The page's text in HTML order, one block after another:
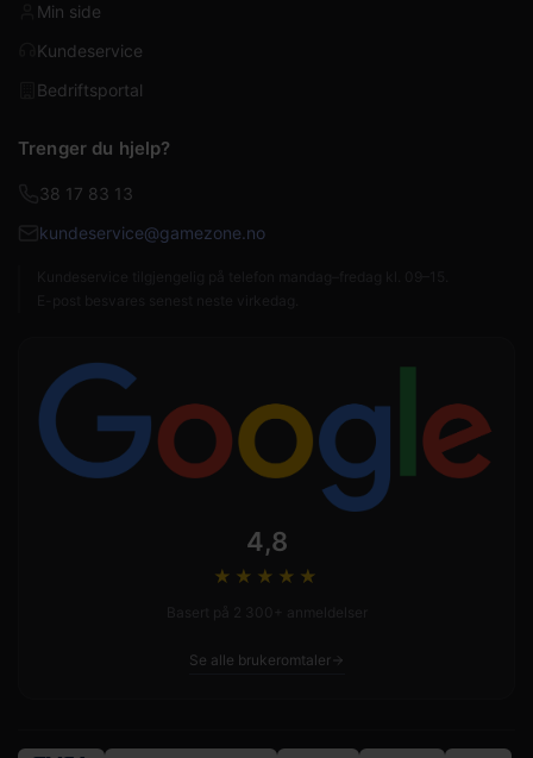
Min side
Kundeservice
Bedriftsportal
Trenger du hjelp?
38 17 83 13
kundeservice@gamezone.no
4,8
★★★★ ★
Se alle brukeromtaler